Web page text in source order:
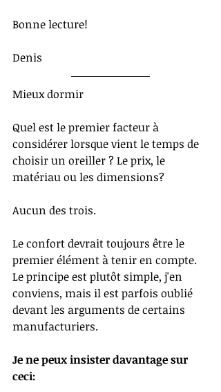
Bonne lecture!
Denis
Mieux dormir
Quel est le premier facteur à
considérer lorsque vient le temps de
choisir un oreiller ? Le prix, le
matériau ou les dimensions?
Aucun des trois.
Le confort devrait toujours être le
premier élément à tenir en compte.
Le principe est plutôt simple, j'en
conviens, mais il est parfois oublié
devant les arguments de certains
manufacturiers.
Je ne peux insister davantage sur
ceci: